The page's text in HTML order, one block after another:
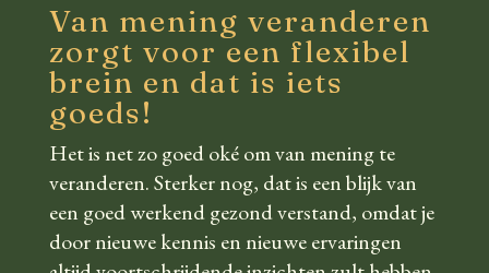
Van mening veranderen
zorgt voor een flexibel
brein en dat is iets
goeds!
Het is net zo goed oké om van mening te
veranderen. Sterker nog, dat is een blijk van
een goed werkend gezond verstand, omdat je
door nieuwe kennis en nieuwe ervaringen